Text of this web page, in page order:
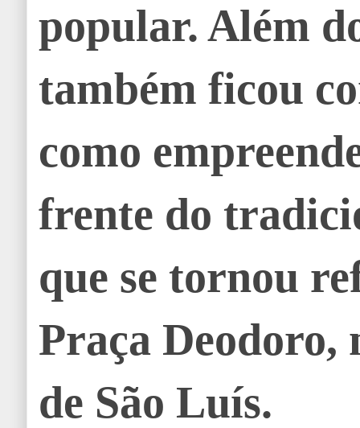
popular. Além
também ficou
como
frente do
que se tornou
Praça Deodoro,
de São Luís.